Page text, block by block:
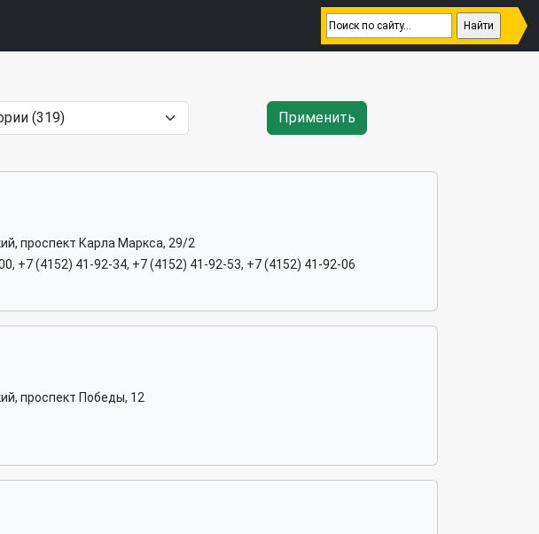
Применить
проспект Карла Маркса, 29/2
+7 (4152) 41-92-34, +7 (4152) 41-92-53, +7 (4152) 41-92-06
проспект Победы, 12